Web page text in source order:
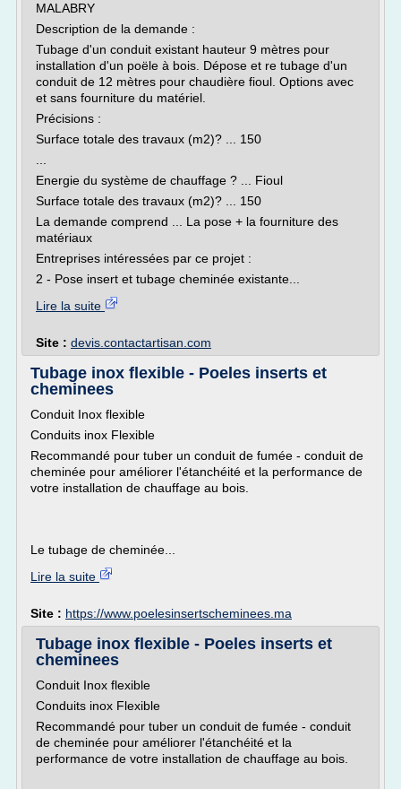
MALABRY
Description de la demande :
Tubage d'un conduit existant hauteur 9 mètres pour
installation d'un poële à bois. Dépose et re tubage d'un
conduit de 12 mètres pour chaudière fioul. Options avec
et sans fourniture du matériel.
Précisions :
Surface totale des travaux (m2)? ... 150
Energie du système de chauffage ? ... Fioul
Surface totale des travaux (m2)? ... 150
La demande comprend ... La pose + la fourniture des
matériaux
Entreprises intéressées par ce projet :
2 - Pose insert et tubage cheminée existante...
Lire la suite
Site : devis.contactartisan.com
Tubage inox flexible - Poeles inserts et
cheminees
Conduit Inox flexible
Conduits inox Flexible
Recommandé pour tuber un conduit de fumée - conduit de
cheminée pour améliorer l'étanchéité et la performance de
votre installation de chauffage au bois.
Le tubage de cheminée...
Lire la suite
Site : https://www.poelesinsertscheminees.ma
Tubage inox flexible - Poeles inserts et
cheminees
Conduit Inox flexible
Conduits inox Flexible
Recommandé pour tuber un conduit de fumée - conduit
de cheminée pour améliorer l'étanchéité et la
performance de votre installation de chauffage au bois.